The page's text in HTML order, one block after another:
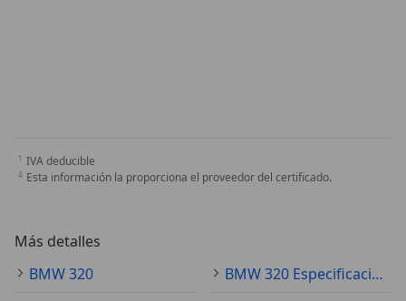
IVA deducible
Esta información la proporciona el proveedor del certificado.
Más detalles
BMW 320
BMW 320 Especificaciones técnicas